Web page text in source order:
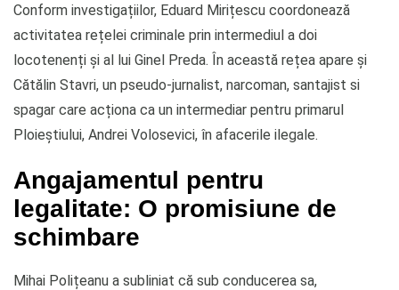
Conform investigațiilor, Eduard Mirițescu coordonează
activitatea rețelei criminale prin intermediul a doi
locotenenți și al lui Ginel Preda. În această rețea apare și
Cătălin Stavri, un pseudo-jurnalist, narcoman, santajist si
spagar care acționa ca un intermediar pentru primarul
Ploieștiului, Andrei Volosevici, în afacerile ilegale.
Angajamentul pentru
legalitate: O promisiune de
schimbare
Mihai Polițeanu a subliniat că sub conducerea sa,